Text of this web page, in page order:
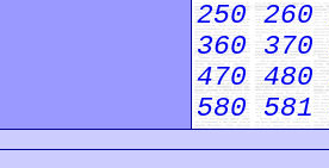
250 260
360 370
470 480
580 581